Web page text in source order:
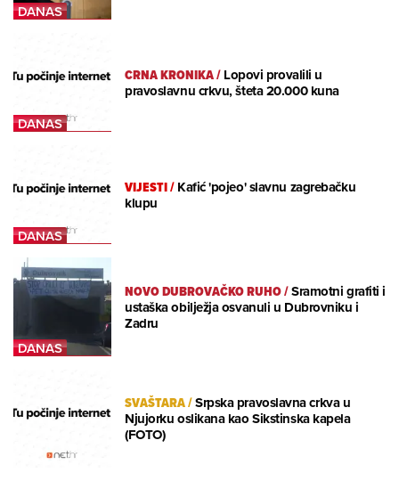
CRNA KRONIKA/Lopovi provalili u
pravoslavnu crkvu, šteta 20.000 kuna
VIJESTI/Kafić 'pojeo' slavnu zagrebačku
klupu
NOVO DUBROVAČKO RUHO/Sramotni grafiti i
ustaška obilježja osvanuli u Dubrovniku i
Zadru
SVAŠTARA/Srpska pravoslavna crkva u
Njujorku oslikana kao Sikstinska kapela
(FOTO)